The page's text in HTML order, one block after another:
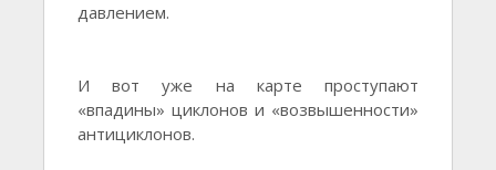
давлением.
И вот уже на карте проступают
«впадины» циклонов и «возвышенности»
антициклонов.